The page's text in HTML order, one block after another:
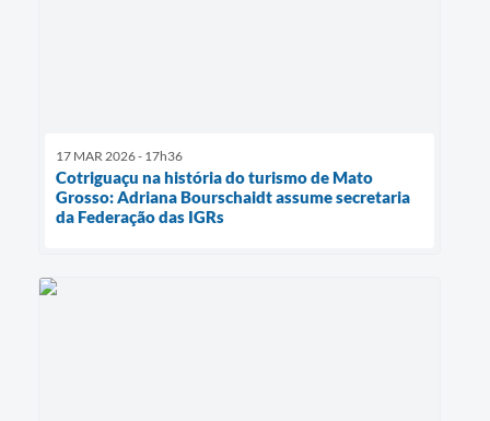
17 MAR 2026 - 17h36
Cotriguaçu na história do turismo de Mato
Grosso: Adriana Bourschaidt assume secretaria
da Federação das IGRs